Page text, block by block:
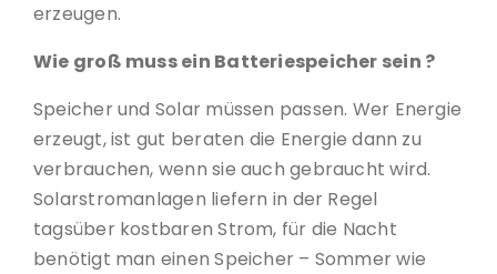
erzeugen.
Wie groß muss ein Batteriespeicher sein ?
Speicher und Solar müssen passen. Wer Energie
erzeugt, ist gut beraten die Energie dann zu
verbrauchen, wenn sie auch gebraucht wird.
Solarstromanlagen liefern in der Regel
tagsüber kostbaren Strom, für die Nacht
benötigt man einen Speicher – Sommer wie